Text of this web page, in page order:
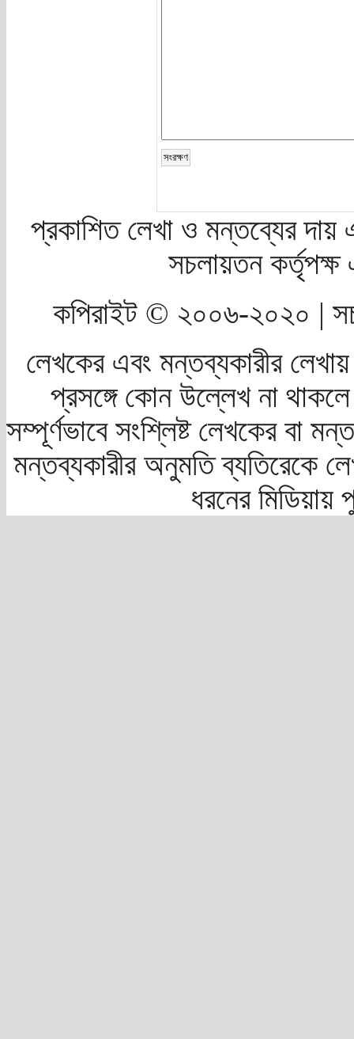
প্রকাশিত লেখা ও মন্তব্যের দায়
সচলায়তন
কপিরাইট © ২০০৬-২০২০ |
লেখকের এবং মন্তব্যকারীর
প্রসঙ্গে কোন উল্লেখ না
সম্পূর্ণভাবে সংশ্লিষ্ট লেখকের বা
মন্তব্যকারীর অনুমতি ব্যতিরেকে
ধরনের মিডিয়ায়